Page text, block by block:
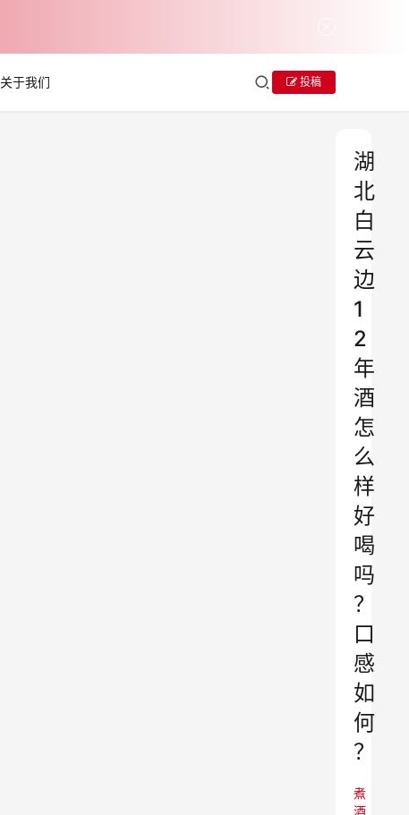
关于我们 投稿
湖
北
白
云
边
1
2
年
酒
怎
么
样
好
喝
吗
？
口
感
如
何
？
煮
酒